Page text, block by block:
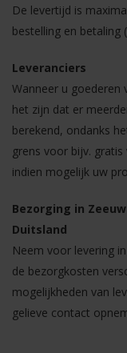
De levertijd is
bestelling en betaling
Leveranciers
Wanneer u goederen
het zijn dat er
berekend, ondanks
grens voor bijv.
indien mogelijk uw
Bezorging in
Duitsland
Neem voor levering
de bezorgkosten
mogelijkheden van
gelieve contact